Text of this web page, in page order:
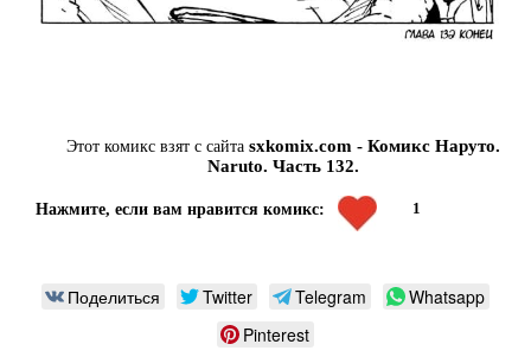
Этот комикс взят с сайта sxkomix.com - Комикс Наруто.
Naruto. Часть 132.
Нажмите, если вам нравится комикс: 1
Поделиться Twitter Telegram
Whatsapp
Pinterest